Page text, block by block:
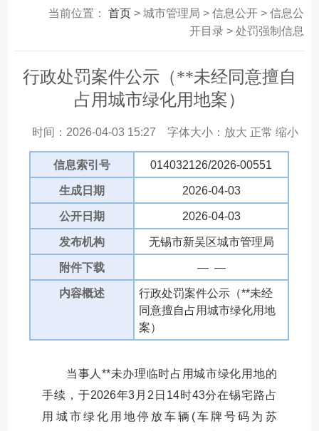
当前位置： 首页> 城市管理局 > 信息公开 > 信息公
开目录 > 处罚强制信息
行政处罚案件公示（**未经同意擅自
占用城市绿化用地案）
时间：2026-04-03 15:27 字体大小： 放大 正常 缩小
信息索引号 014032126/2026-00551
生成日期 2026-04-03
公开日期 2026-04-03
发布机构 无锡市新吴区城市管理局
附件下载 — —
内容概述
行政处罚案件公示（**未经
同意擅自占用城市绿化用地
案）
当事人**未办理临时占用城市绿化用地的
手续，于2026年3月2日14时43分在锡宅路占
用城市绿化用地停放车辆(车牌号码为苏